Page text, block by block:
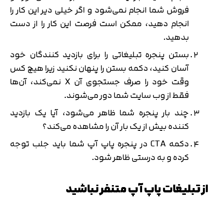
فروش شما انجام نمی‌شود و اگر خیلی دیر این کار را
انجام دهید، ممکن است فرصت این کار را از دست
بدهید.
بستن پنجره تبلیغاتی را برای بازدید کنندگان خود
آسان کنید، دکمه بستن را پنهان نکنید زیرا هیچ کس
وقت خود را صرف جستجوی آن X نمی‌کند، آن‌ها
فقط از وب سایت شما دور می‌شوند.
چند بار پنجره شما ظاهر می‌شود، آیا یک بازدید
کننده بیش از یک بار آن را مشاهده می‌کند؟
دکمه CTA در پنجره پاپ آپ شما باید جلب توجه
کرده و به درستی ظاهر شود.
از تبلیغات پاپ آپ متنفر نباشید